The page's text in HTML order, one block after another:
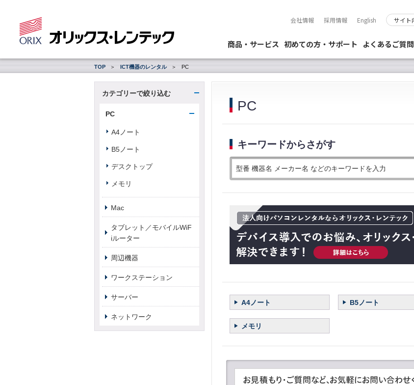
会社情報 採用情報 English
商品・サービス 初めての方・サポート よくあるご質問
TOP ICT機器のレンタル PC
カテゴリーで絞り込む
PC
A4ノート
B5ノート
デスクトップ
メモリ
Mac
タブレット／モバイルWiF
iルーター
周辺機器
ワークステーション
サーバー
ネットワーク
PC
キーワードからさがす
A4ノート B5ノート
メモリ